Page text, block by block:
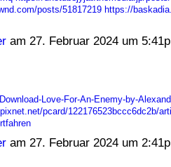
posts/51817219 https://
am 27. Februar 2024 um
Love-For-An-Enemy-by-
pcard/122176523bccc6dc2b/
am 27. Februar 2024 um